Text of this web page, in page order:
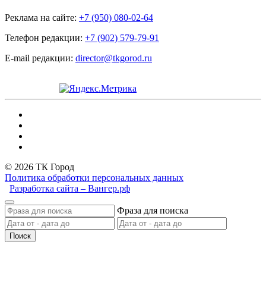
Реклама на сайте: +7 (950) 080-02-64
Телефон редакции: +7 (902) 579-79-91
E-mail редакции: director@tkgorod.ru
© 2026 ТК Город
Политика обработки персональных данных
Разработка сайта – Вангер.рф
Фраза для поиска
Поиск